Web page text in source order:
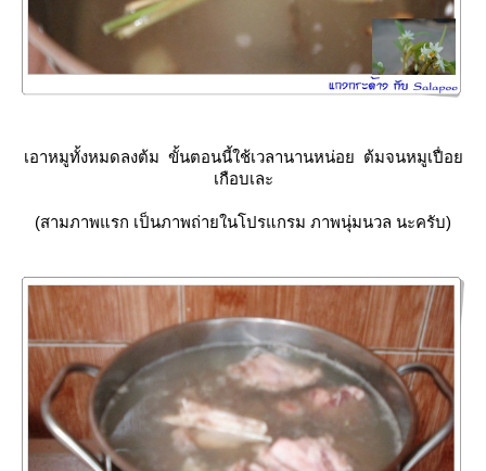
เอาหมูทั้งหมดลงต้ม ขั้นตอนนี้ใช้เวลานานหน่อย ต้มจนหมูเปื่อ
เกือบเละ
(สามภาพแรก เป็นภาพถ่ายในโปรแกรม ภาพนุ่มนวล นะครับ)